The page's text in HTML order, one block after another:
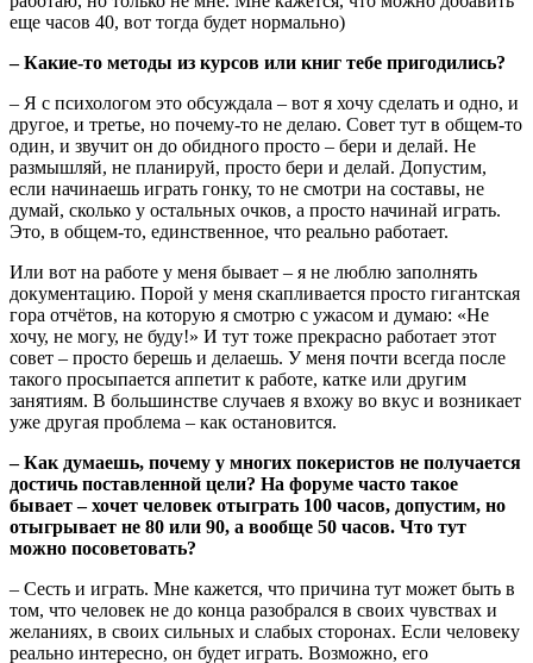
еще часов 40, вот тогда будет нормально)
– Какие-то методы из курсов или книг тебе пригодились?
– Я с психологом это обсуждала – вот я хочу сделать и одно, и
другое, и третье, но почему-то не делаю. Совет тут в общем-то
один, и звучит он до обидного просто – бери и делай. Не
размышляй, не планируй, просто бери и делай. Допустим,
если начинаешь играть гонку, то не смотри на составы, не
думай, сколько у остальных очков, а просто начинай играть.
Это, в общем-то, единственное, что реально работает.
Или вот на работе у меня бывает – я не люблю заполнять
документацию. Порой у меня скапливается просто гигантская
гора отчётов, на которую я смотрю с ужасом и думаю: «Не
хочу, не могу, не буду!» И тут тоже прекрасно работает этот
совет – просто берешь и делаешь. У меня почти всегда после
такого просыпается аппетит к работе, катке или другим
занятиям. В большинстве случаев я вхожу во вкус и возникает
уже другая проблема – как остановится.
– Как думаешь, почему у многих покеристов не получается
достичь поставленной цели? На форуме часто такое
бывает – хочет человек отыграть 100 часов, допустим, но
отыгрывает не 80 или 90, а вообще 50 часов. Что тут
можно посоветовать?
– Сесть и играть. Мне кажется, что причина тут может быть в
том, что человек не до конца разобрался в своих чувствах и
желаниях, в своих сильных и слабых сторонах. Если человеку
реально интересно, он будет играть. Возможно, его